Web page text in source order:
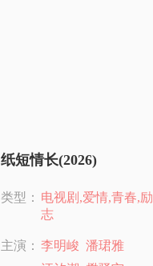
纸短情长(2026)
类型： 电视剧,爱情,青春,励
志
主演： 李明峻 潘珺雅